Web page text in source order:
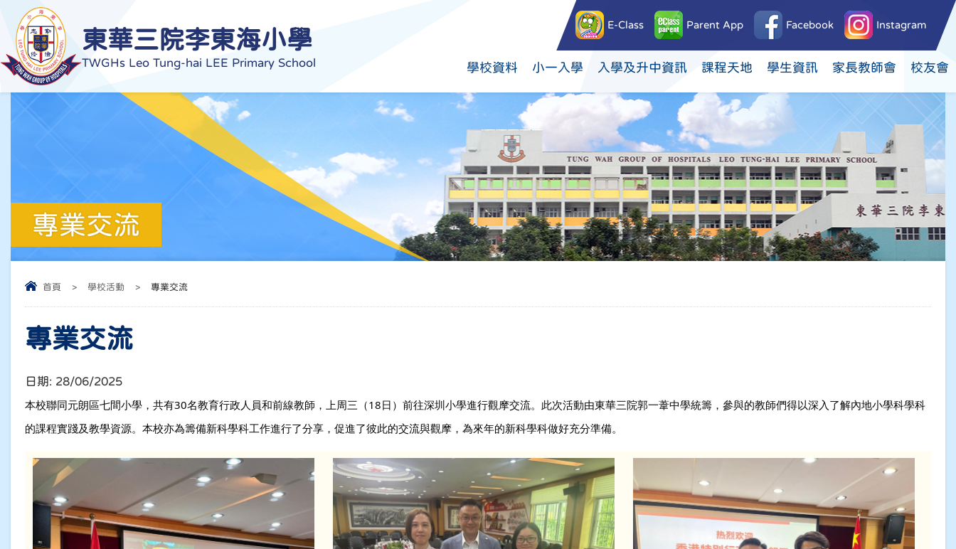
東華三院李東海小學
TWGHs Leo Tung-hai LEE Primary School
E-Class Parent App Facebook Instagram
學校資料 小一入學 入學及升中資訊 課程天地 學生資訊 家長教師會 校友會
專業交流
首頁 > 學校活動 > 專業交流
專業交流
日期: 28/06/2025
本校聯同元朗區七間小學，共有30名教育行政人員和前線教師，上周三（18日）前往深圳小學進行觀摩交流。此次活動由東華三院郭一葦中學統籌，參與的教師們得以深入了解內地小學科學科
的課程實踐及教學資源。本校亦為籌備新科學科工作進行了分享，促進了彼此的交流與觀摩，為來年的新科學科做好充分準備。